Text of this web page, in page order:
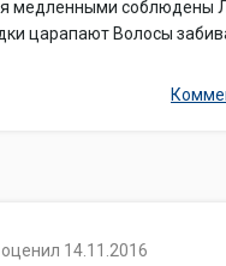
медленными соблюдены
царапают Волосы
оценил 14.11.2016